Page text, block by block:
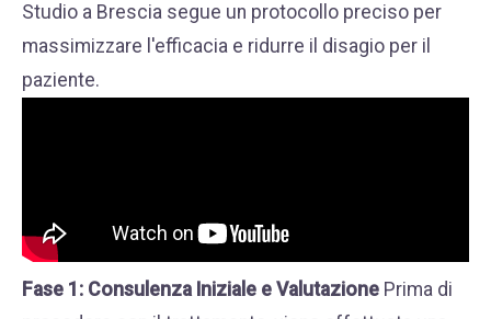
Studio a Brescia segue un protocollo preciso per
massimizzare l'efficacia e ridurre il disagio per il
paziente.
Fase 1: Consulenza Iniziale e Valutazione Prima di